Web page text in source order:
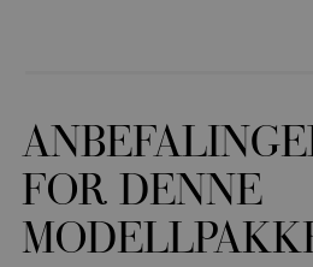
FOR DENNE